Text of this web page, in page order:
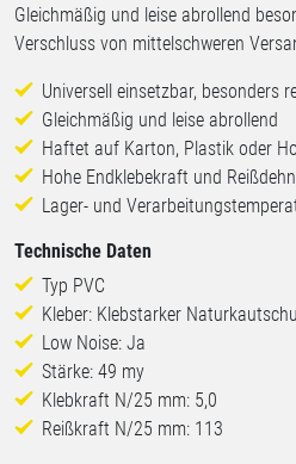
Gleichmäßig und leise abrollend
Verschluss von mittelschweren
Universell einsetzbar, besonders
Gleichmäßig und leise abrollend
Haftet auf Karton, Plastik oder
Hohe Endklebekraft und
Lager- und
Technische Daten
Typ PVC
Kleber: Klebstarker
Low Noise: Ja
Stärke: 49 my
Klebkraft N/25 mm: 5,0
Reißkraft N/25 mm: 113